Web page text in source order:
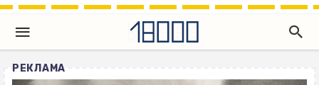
РЕКЛАМА